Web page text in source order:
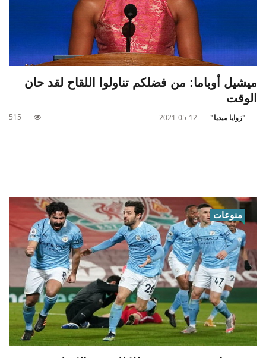
ميشيل أوباما: من فضلكم تناولوا اللقاح لقد حان
الوقت
"زوايا ميديا" 2021-05-12
515
منوعات